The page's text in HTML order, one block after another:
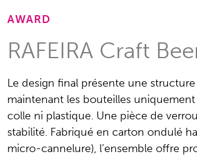
AWARD
RAFEIRA Craft
Le design final présente une
maintenant les bouteilles
colle ni plastique. Une pièce de
stabilité. Fabriqué en carton ondulé
micro-cannelure), l’ensemble offre